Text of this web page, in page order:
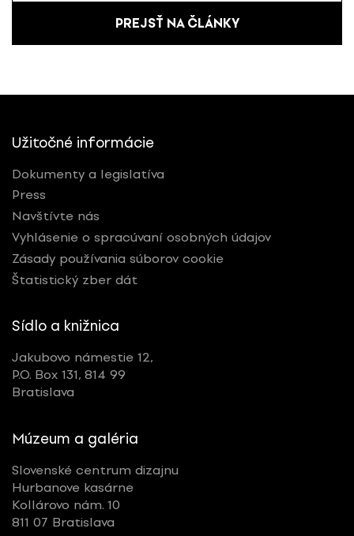
PREJSŤ NA ČLÁNKY
Užitočné informácie
Dokumenty a legislatíva
Press
Navštívte nás
Vyhlásenie o spracúvaní osobných údajov
Zásady používania súborov cookie
Štatistický zber dát
Sídlo a knižnica
Jakubovo námestie 12,
P.O. Box 131, 814 99
Bratislava
Múzeum a galéria
Slovenské centrum dizajnu
Hurbanove kasárne
Kollárovo nám. 10
811 07 Bratislava